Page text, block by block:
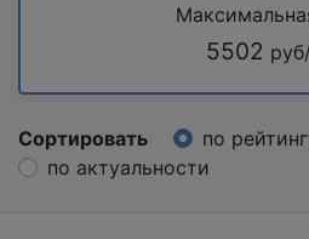
5502
Сортировать по
по актуальности